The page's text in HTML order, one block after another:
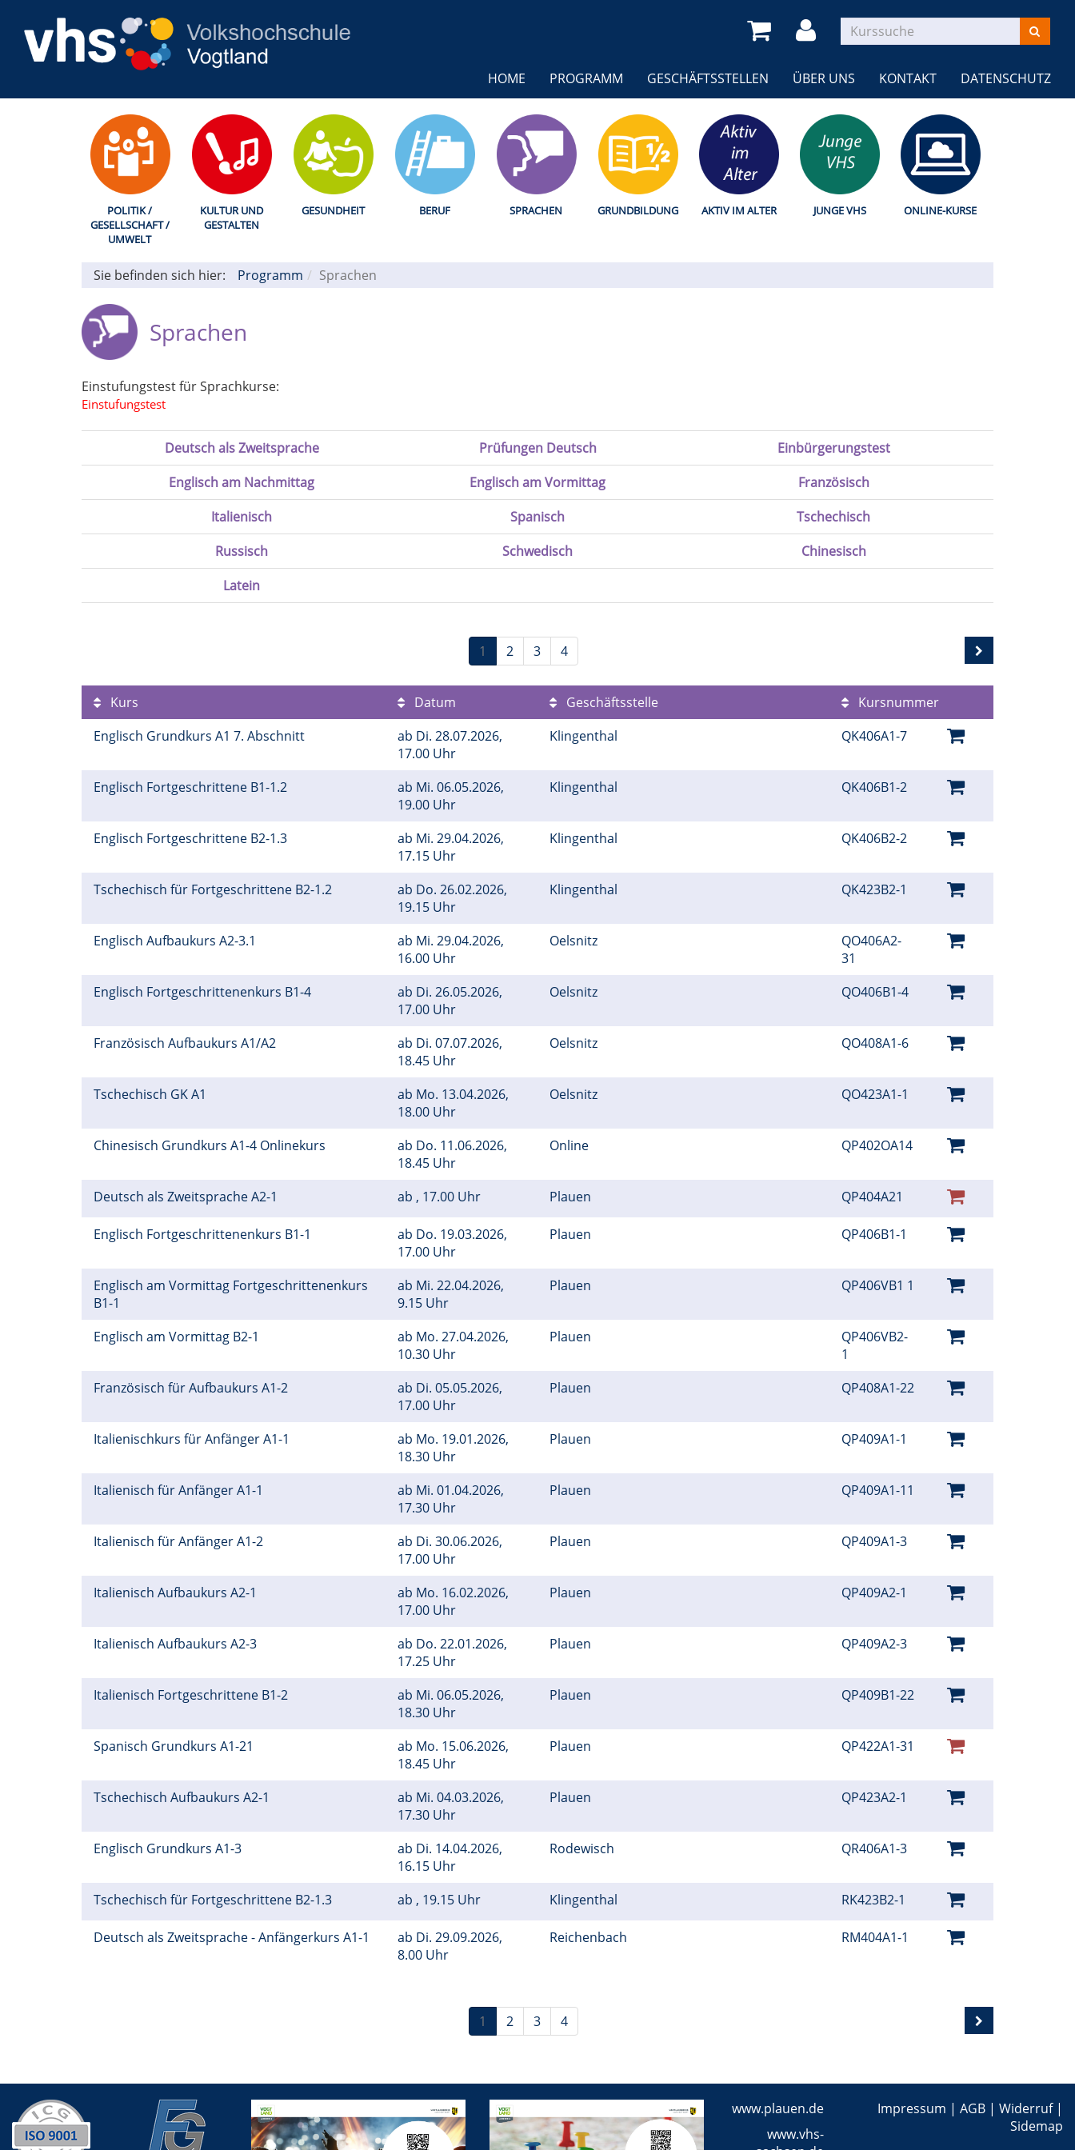
HOME PROGRAMM GESCHÄFTSSTELLEN ÜBER UNS KONTAKT DATENSCHUTZ
POLITIK /
GESELLSCHAFT /
UMWELT
KULTUR UND
GESTALTEN
GESUNDHEIT BERUF SPRACHEN GRUNDBILDUNG AKTIV IM ALTER JUNGE VHS ONLINE-KURSE
Sie befinden sich hier: Programm Sprachen
Sprachen
Einstufungstest für Sprachkurse:
Einstufungstest
Deutsch als Zweitsprache Prüfungen Deutsch
Einbürgerungstest
Englisch am Nachmittag
Englisch am Vormittag
Französisch
Italienisch
Spanisch
Tschechisch
Russisch
Schwedisch
Chinesisch
Latein
1 2 3 4
Kurs Datum Geschäftsstelle
Kursnummer
Englisch Grundkurs A1 7. Abschnitt
ab Di. 28.07.2026,
17.00 Uhr
Klingenthal QK406A1-7
Englisch Fortgeschrittene B1-1.2 ab Mi. 06.05.2026,
19.00 Uhr
Klingenthal QK406B1-2
Englisch Fortgeschrittene B2-1.3 ab Mi. 29.04.2026,
17.15 Uhr
Klingenthal QK406B2-2
Tschechisch für Fortgeschrittene B2-1.2 ab Do. 26.02.2026,
19.15 Uhr
Klingenthal QK423B2-1
Englisch Aufbaukurs A2-3.1 ab Mi. 29.04.2026,
16.00 Uhr
Oelsnitz
QO406A2-
31
Englisch Fortgeschrittenenkurs B1-4
ab Di. 26.05.2026,
17.00 Uhr
Oelsnitz QO406B1-4
Französisch Aufbaukurs A1/A2 ab Di. 07.07.2026,
18.45 Uhr
Oelsnitz QO408A1-6
Tschechisch GK A1 ab Mo. 13.04.2026,
18.00 Uhr
Oelsnitz QO423A1-1
Chinesisch Grundkurs A1-4 Onlinekurs ab Do. 11.06.2026,
18.45 Uhr
Online QP402OA14
Deutsch als Zweitsprache A2-1 ab , 17.00 Uhr Plauen QP404A21
Englisch Fortgeschrittenenkurs B1-1 ab Do. 19.03.2026,
17.00 Uhr
Plauen QP406B1-1
Englisch am Vormittag Fortgeschrittenenkurs
B1-1
ab Mi. 22.04.2026,
9.15 Uhr
Plauen QP406VB1 1
Englisch am Vormittag B2-1 ab Mo. 27.04.2026,
10.30 Uhr
Plauen
QP406VB2-
1
Französisch für Aufbaukurs A1-2
ab Di. 05.05.2026,
17.00 Uhr
Plauen QP408A1-22
Italienischkurs für Anfänger A1-1 ab Mo. 19.01.2026,
18.30 Uhr
Plauen QP409A1-1
Italienisch für Anfänger A1-1 ab Mi. 01.04.2026,
17.30 Uhr
Plauen QP409A1-11
Italienisch für Anfänger A1-2 ab Di. 30.06.2026,
17.00 Uhr
Plauen QP409A1-3
Italienisch Aufbaukurs A2-1 ab Mo. 16.02.2026,
17.00 Uhr
Plauen QP409A2-1
Italienisch Aufbaukurs A2-3 ab Do. 22.01.2026,
17.25 Uhr
Plauen QP409A2-3
Italienisch Fortgeschrittene B1-2 ab Mi. 06.05.2026,
18.30 Uhr
Plauen QP409B1-22
Spanisch Grundkurs A1-21 ab Mo. 15.06.2026,
18.45 Uhr
Plauen QP422A1-31
Tschechisch Aufbaukurs A2-1 ab Mi. 04.03.2026,
17.30 Uhr
Plauen QP423A2-1
Englisch Grundkurs A1-3 ab Di. 14.04.2026,
16.15 Uhr
Rodewisch QR406A1-3
Tschechisch für Fortgeschrittene B2-1.3 ab , 19.15 Uhr Klingenthal RK423B2-1
Deutsch als Zweitsprache - Anfängerkurs A1-1 ab Di. 29.09.2026,
8.00 Uhr
Reichenbach RM404A1-1
1 2 3 4
www.plauen.de
www.vhs-
Impressum | AGB| Widerruf|
Sidemap